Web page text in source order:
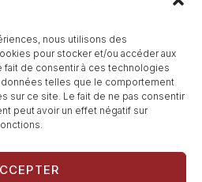
nous utilisons des
pour stocker et/ou accéder aux
fait de consentir à ces technologies
telles que le comportement
sur ce site. Le fait de ne pas consentir
peut avoir un effet négatif sur